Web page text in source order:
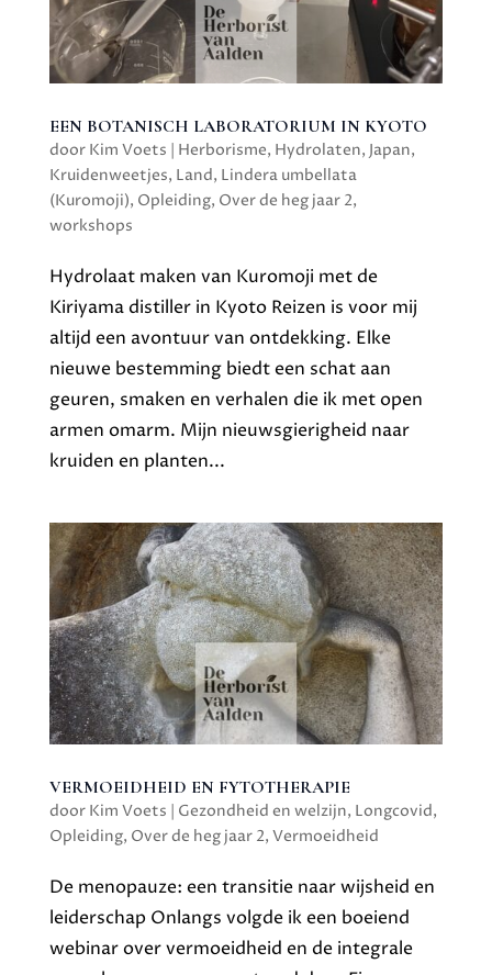
EEN BOTANISCH LABORATORIUM IN KYOTO
door Kim Voets | Herborisme, Hydrolaten, Japan,
Kruidenweetjes, Land, Lindera umbellata
(Kuromoji), Opleiding, Over de heg jaar 2,
workshops
Hydrolaat maken van Kuromoji met de
Kiriyama distiller in Kyoto Reizen is voor mij
altijd een avontuur van ontdekking. Elke
nieuwe bestemming biedt een schat aan
geuren, smaken en verhalen die ik met open
armen omarm. Mijn nieuwsgierigheid naar
kruiden en planten...
VERMOEIDHEID EN FYTOTHERAPIE
door Kim Voets | Gezondheid en welzijn, Longcovid,
Opleiding, Over de heg jaar 2, Vermoeidheid
De menopauze: een transitie naar wijsheid en
leiderschap Onlangs volgde ik een boeiend
webinar over vermoeidheid en de integrale